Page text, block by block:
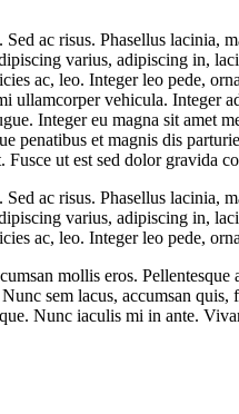
ac risus. Phasellus lacinia,
varius, adipiscing in,
ac, leo. Integer leo pede,
ullamcorper vehicula. Integer
Integer eu magna sit amet
penatibus et magnis dis
Fusce ut est sed dolor gravida
ac risus. Phasellus lacinia,
varius, adipiscing in,
ac, leo. Integer leo pede,
mollis eros.
sem lacus, accumsan
Nunc iaculis mi in ante.